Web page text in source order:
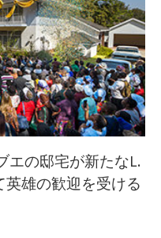
エの邸宅が新たなL.
雄の歓迎を受ける